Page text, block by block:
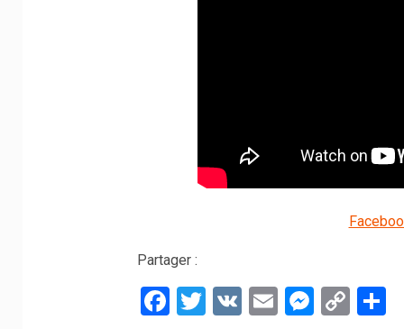
Partager :
Facebook
Twitter
VKEmail